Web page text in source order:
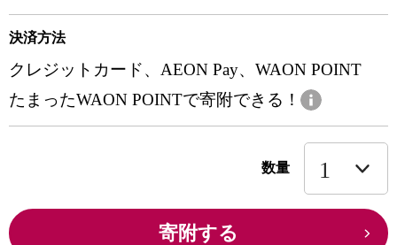
決済方法
クレジットカード、AEON Pay、WAON POINT
たまったWAON POINTで寄附できる！
数量
寄附する